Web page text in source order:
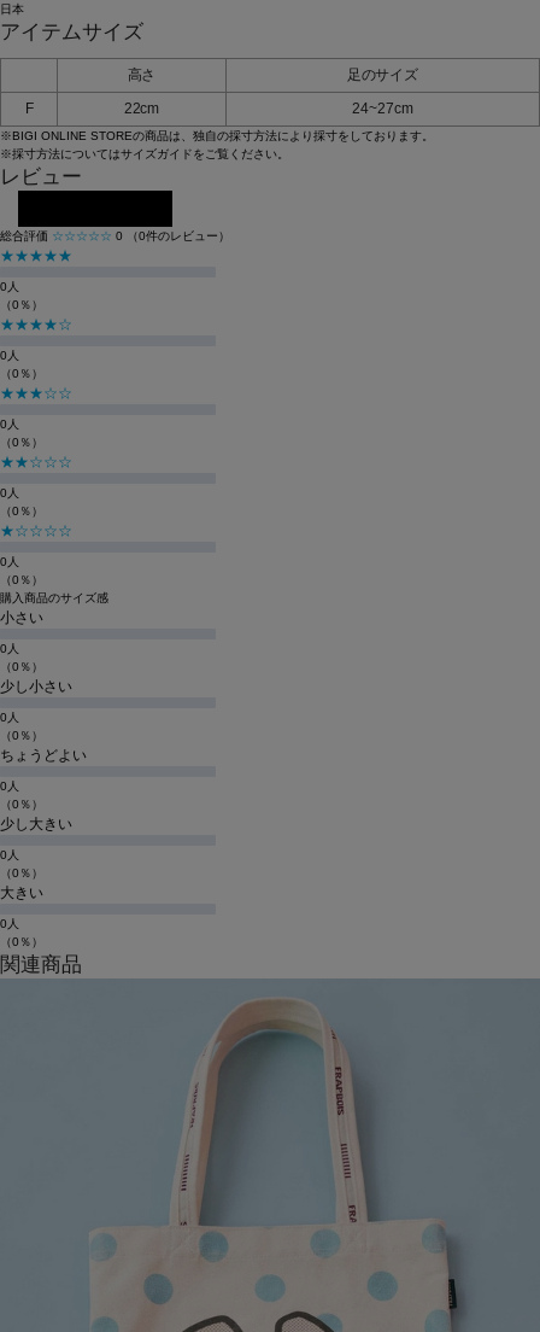
日本
アイテムサイズ
高さ
足のサイズ
F
22cm 24~27cm
※BIGI ONLINE STOREの商品は、独自の採寸方法により採寸をしております。
※採寸方法についてはサイズガイドをご覧ください。
レビュー
総合評価 ☆☆☆☆☆ 0 （0件のレビュー）
★★★★★
0人
（0％）
★★★★☆
0人
（0％）
★★★☆☆
0人
（0％）
★★☆☆☆
0人
（0％）
★☆☆☆☆
0人
（0％）
購入商品のサイズ感
小さい
0人
（0％）
少し小さい
0人
（0％）
ちょうどよい
0人
（0％）
少し大きい
0人
（0％）
大きい
0人
（0％）
関連商品